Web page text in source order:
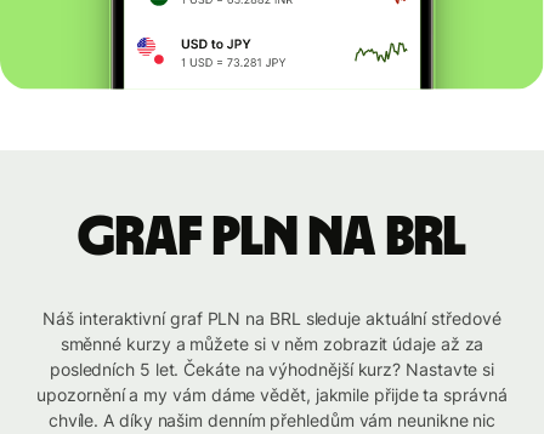
graf PLN na BRL
Náš interaktivní graf PLN na BRL sleduje aktuální středové
směnné kurzy a můžete si v něm zobrazit údaje až za
posledních 5 let. Čekáte na výhodnější kurz? Nastavte si
upozornění a my vám dáme vědět, jakmile přijde ta správná
chvíle. A díky našim denním přehledům vám neunikne nic